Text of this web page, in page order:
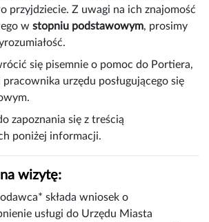
przyjdziecie. Z uwagi na ich znajomość
wstopniu podstawowym, prosimy
się pisemnie o pomoc do Portiera,
urzędu posługującego się
zapoznania się z treścią
poniżej informacji.
wizytę:
składa wniosek o
usługi do Urzędu Miasta